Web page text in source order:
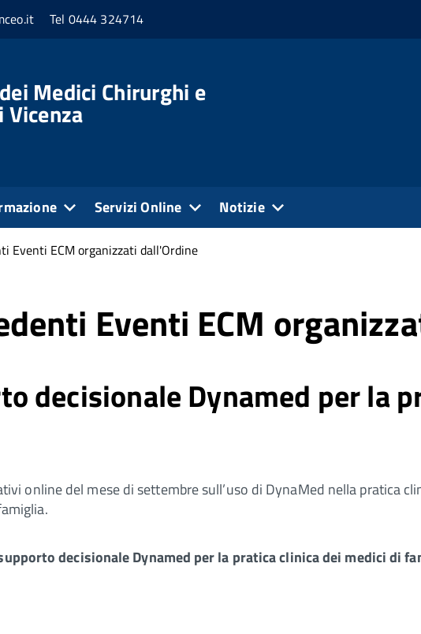
Tel 0444 324714
Medici Chirurghi e
Servizi Online Notizie
Eventi ECM organizzati dall'Ordine
Eventi ECM
decisionale Dynamed per la
online del mese di settembre sull’uso di DynaMed nella pratica
decisionale Dynamed per la pratica clinica dei medici di